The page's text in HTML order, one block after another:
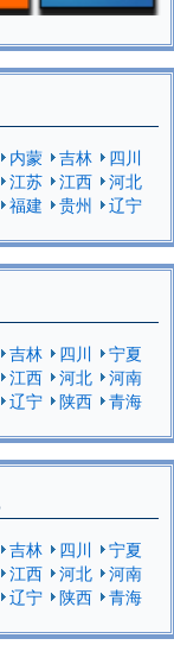
内蒙 吉林
四川
江苏 江西
河北
福建 贵州
辽宁
吉林 四川
宁夏
江西 河北
河南
辽宁 陕西
青海
吉林 四川
宁夏
江西 河北
河南
辽宁 陕西
青海